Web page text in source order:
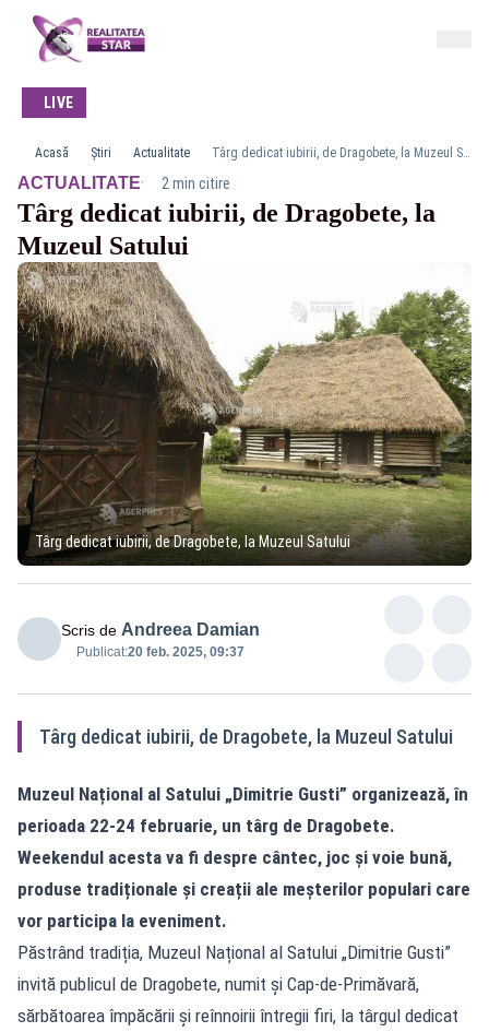
LIVE
Acasă Știri Actualitate Târg dedicat iubirii, de Dragobete, la Muzeul Satului
ACTUALITATE· 2 min citire
Târg dedicat iubirii, de Dragobete, la
Muzeul Satului
Târg dedicat iubirii, de Dragobete, la Muzeul Satului
Scris de Andreea Damian
Publicat:20 feb. 2025, 09:37
Târg dedicat iubirii, de Dragobete, la Muzeul Satului
Muzeul Național al Satului „Dimitrie Gusti” organizează, în
perioada 22-24 februarie, un târg de Dragobete.
Weekendul acesta va fi despre cântec, joc și voie bună,
produse tradiționale și creații ale meșterilor populari care
vor participa la eveniment.
Păstrând tradiția, Muzeul Național al Satului „Dimitrie Gusti”
invită publicul de Dragobete, numit și Cap-de-Primăvară,
sărbătoarea împăcării și reînnoirii întregii firi, la târgul dedicat